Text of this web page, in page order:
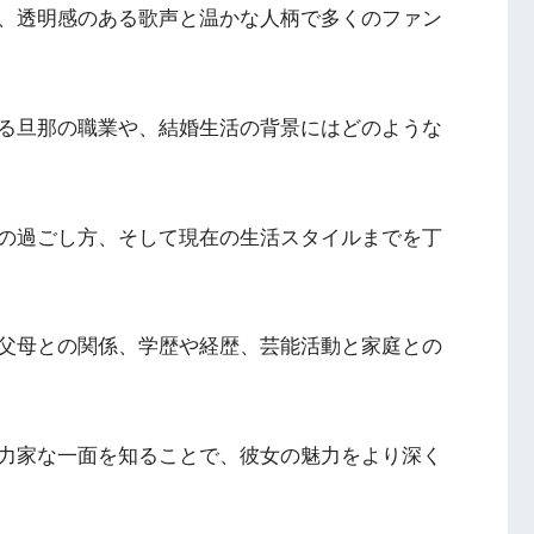
透明感のある歌声と温かな人柄で多くのファン
旦那の職業や、結婚生活の背景にはどのような
過ごし方、そして現在の生活スタイルまでを丁
母との関係、学歴や経歴、芸能活動と家庭との
な一面を知ることで、彼女の魅力をより深く